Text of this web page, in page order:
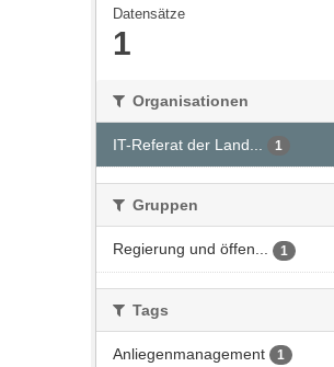
Datensätze
1
Organisationen
IT-Referat der Land... 1
Gruppen
Regierung und öffen... 1
Tags
Anliegenmanagement 1